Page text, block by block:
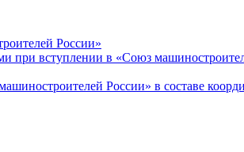
России»
при вступлении в «Союз
России» в составе